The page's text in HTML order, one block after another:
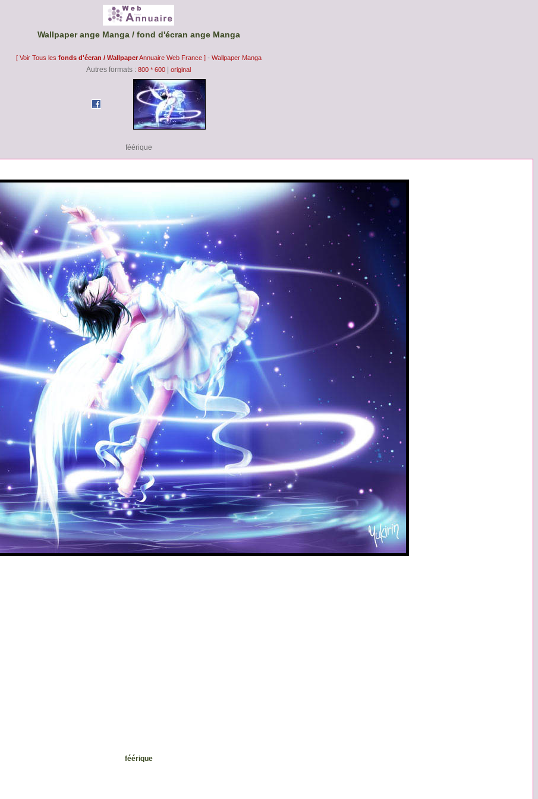
Wallpaper ange Manga / fond d'écran ange Manga
[ Voir Tous les fonds d'écran / WallpaperAnnuaire Web France ] - Wallpaper Manga
Autres formats : 800 * 600 original
féérique
féérique